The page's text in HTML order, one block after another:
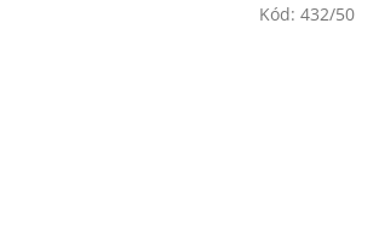
Kód: 432/50